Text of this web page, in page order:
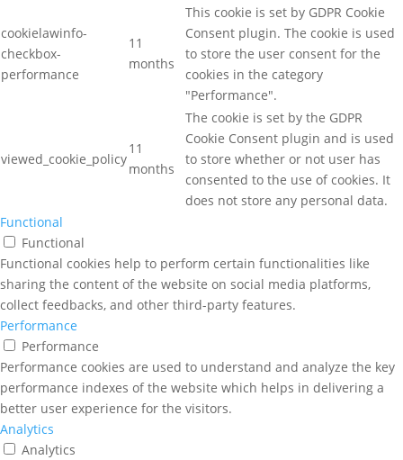
cookielawinfo-
checkbox-
performance
11
months
This cookie is set by GDPR Cookie
Consent plugin. The cookie is used
to store the user consent for the
cookies in the category
"Performance".
viewed_cookie_policy
11
months
The cookie is set by the GDPR
Cookie Consent plugin and is used
to store whether or not user has
consented to the use of cookies. It
does not store any personal data.
Functional
Functional
Functional cookies help to perform certain functionalities like
sharing the content of the website on social media platforms,
collect feedbacks, and other third-party features.
Performance
Performance
Performance cookies are used to understand and analyze the key
performance indexes of the website which helps in delivering a
better user experience for the visitors.
Analytics
Analytics